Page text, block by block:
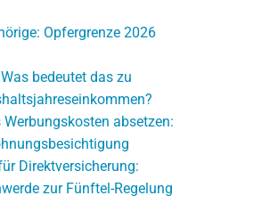
Opfergrenze 2026
bedeutet das zu
absetzen:
Direktversicherung:
zur Fünftel-Regelung